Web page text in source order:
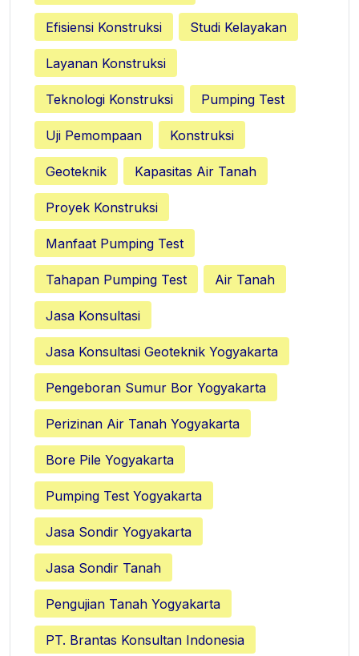
Efisiensi Konstruksi Studi Kelayakan
Layanan Konstruksi
Teknologi Konstruksi Pumping Test
Uji Pemompaan Konstruksi
Geoteknik Kapasitas Air Tanah
Proyek Konstruksi
Manfaat Pumping Test
Tahapan Pumping Test Air Tanah
Jasa Konsultasi
Jasa Konsultasi Geoteknik Yogyakarta
Pengeboran Sumur Bor Yogyakarta
Perizinan Air Tanah Yogyakarta
Bore Pile Yogyakarta
Pumping Test Yogyakarta
Jasa Sondir Yogyakarta
Jasa Sondir Tanah
Pengujian Tanah Yogyakarta
PT. Brantas Konsultan Indonesia